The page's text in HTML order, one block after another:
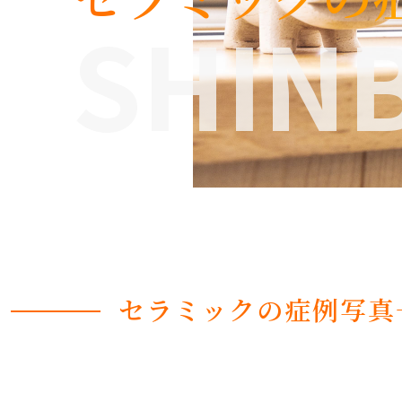
セラミックの症例写